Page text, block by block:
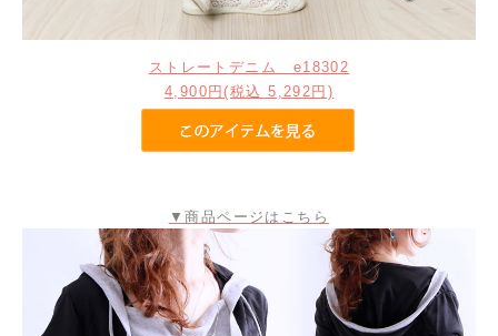
ストレートデニム e18302
4,900円(税込 5,292円)
▼商品ページはこちら